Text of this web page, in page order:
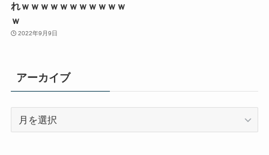
れｗｗｗｗｗｗｗｗｗｗｗ
ｗ
2022年9月9日
アーカイブ